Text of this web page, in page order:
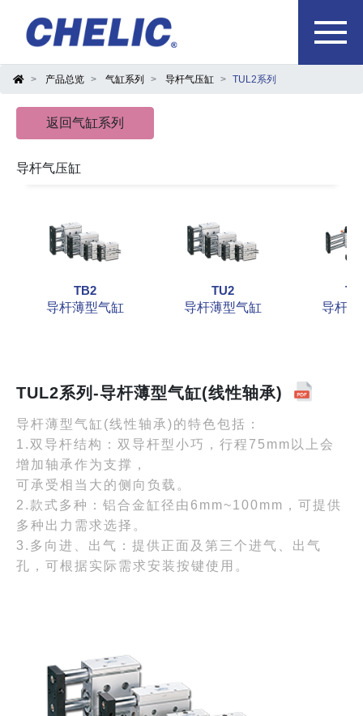
产品总览 气缸系列 导杆气压缸 TUL2系列
返回气缸系列
导杆气压缸
TB2
导杆薄型气缸
TU2
导杆薄型气缸
导杆
TUL2系列-导杆薄型气缸(线性轴承)
导杆薄型气缸(线性轴承)的特色包括：
1.双导杆结构：双导杆型小巧，行程75mm以上会
增加轴承作为支撑，
可承受相当大的侧向负载。
2.款式多种：铝合金缸径由6mm~100mm，可提供
多种出力需求选择。
3.多向进、出气：提供正面及第三个进气、出气
孔，可根据实际需求安装按键使用。